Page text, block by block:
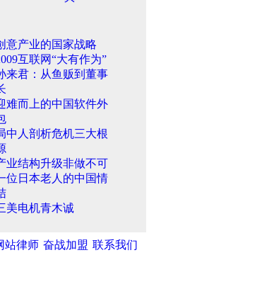
意产业的国家战略
互联网“大有作为”
来君：从鱼贩到董事
难而上的中国软件外
中人剖析危机三大根
业结构升级非做不可
位日本老人的中国情
美电机青木诚
站律师 奋战加盟 联系我们